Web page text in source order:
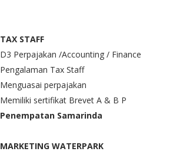
TAX STAFF
D3 Perpajakan /Accounting / Finance
Pengalaman Tax Staff
Menguasai perpajakan
Memiliki sertifikat Brevet A & B P
Penempatan Samarinda
MARKETING WATERPARK